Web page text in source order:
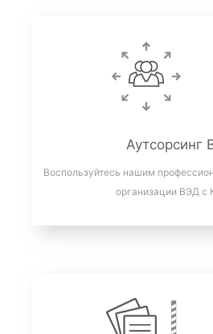
Аутсорсинг
Воспользуйтесь нашим
организации ВЭД с